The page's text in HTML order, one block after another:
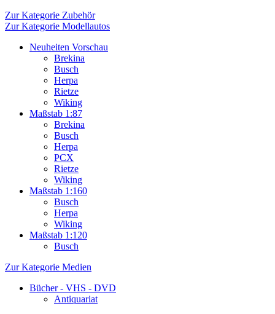
Zur Kategorie Zubehör
Zur Kategorie Modellautos
Neuheiten Vorschau
Brekina
Busch
Herpa
Rietze
Wiking
Maßstab 1:87
Brekina
Busch
Herpa
PCX
Rietze
Wiking
Maßstab 1:160
Busch
Herpa
Wiking
Maßstab 1:120
Busch
Zur Kategorie Medien
Bücher - VHS - DVD
Antiquariat